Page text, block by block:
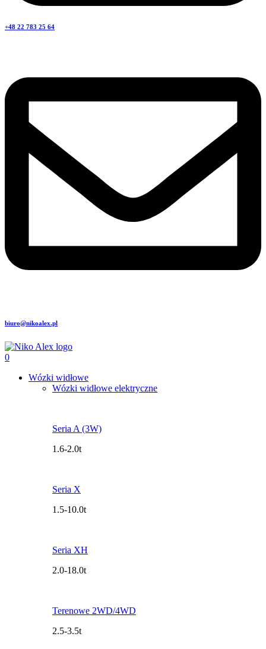
+48 22 783 25 64
biuro@nikoalex.pl
0
Wózki widłowe
Wózki widłowe elektryczne
Seria A (3W)
1.6-2.0t
Seria X
1.5-10.0t
Seria XH
2.0-18.0t
Terenowe 2WD/4WD
2.5-3.5t